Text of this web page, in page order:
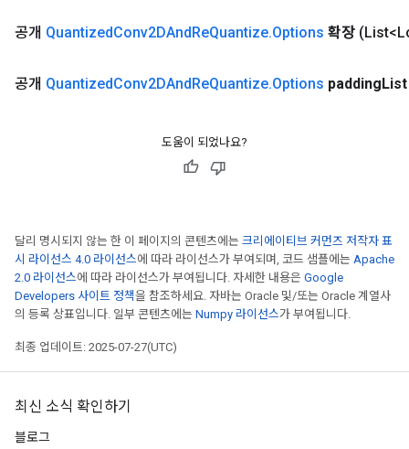
공개 QuantizedConv2DAndReQuantize.Options 확장
공개 QuantizedConv2DAndReQuantize.Options paddingList
도움이 되었나요?
달리 명시되지 않는 한 이 페이지의 콘텐츠에는 크리에이티브 커먼즈 저작자 표
시 라이선스 4.0 라이선스에 따라 라이선스가 부여되며, 코드 샘플에는 Apache
2.0 라이선스에 따라 라이선스가 부여됩니다. 자세한 내용은 Google
Developers 사이트 정책을 참조하세요. 자바는 Oracle 및/또는 Oracle 계열사
의 등록 상표입니다. 일부 콘텐츠에는 Numpy 라이선스가 부여됩니다.
최종 업데이트: 2025-07-27(UTC)
최신 소식 확인하기
블로그